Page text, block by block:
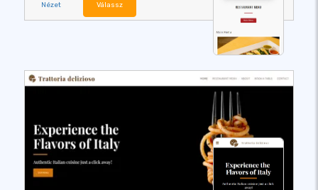
Nézet Válassz